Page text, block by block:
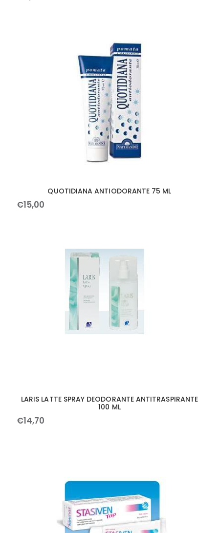
QUOTIDIANA ANTIODORANTE 75 ML
€15,00
LARIS LATTE SPRAY DEODORANTE ANTITRASPIRANTE
100 ML
€14,70